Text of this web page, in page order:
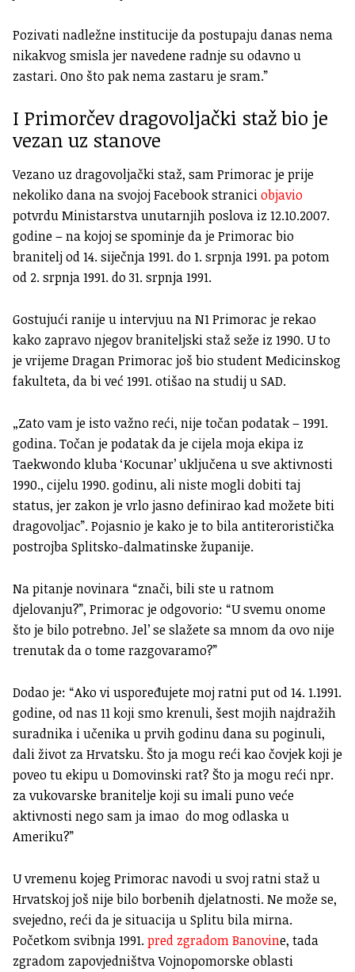
Pozivati nadležne institucije da postupaju danas nema
nikakvog smisla jer navedene radnje su odavno u
zastari. Ono što pak nema zastaru je sram.”
I Primorčev dragovoljački staž bio je
vezan uz stanove
Vezano uz dragovoljački staž, sam Primorac je prije
nekoliko dana na svojoj Facebook straniciobjavio
potvrdu Ministarstva unutarnjih poslova iz 12.10.2007.
godine – na kojoj se spominje da je Primorac bio
branitelj od 14. siječnja 1991. do 1. srpnja 1991. pa potom
od 2. srpnja 1991. do 31. srpnja 1991.
Gostujući ranije u intervjuu na N1 Primorac je rekao
kako zapravo njegov braniteljski staž seže iz 1990. U to
je vrijeme Dragan Primorac još bio student Medicinskog
fakulteta, da bi već 1991. otišao na studij u SAD.
„Zato vam je isto važno reći, nije točan podatak – 1991.
godina. Točan je podatak da je cijela moja ekipa iz
Taekwondo kluba ‘Kocunar’ uključena u sve aktivnosti
1990., cijelu 1990. godinu, ali niste mogli dobiti taj
status, jer zakon je vrlo jasno definirao kad možete biti
dragovoljac”. Pojasnio je kako je to bila antiteroristička
postrojba Splitsko-dalmatinske županije.
Na pitanje novinara “znači, bili ste u ratnom
djelovanju?”, Primorac je odgovorio: “U svemu onome
što je bilo potrebno. Jel’ se slažete sa mnom da ovo nije
trenutak da o tome razgovaramo?”
Dodao je: “Ako vi uspoređujete moj ratni put od 14. 1.1991.
godine, od nas 11 koji smo krenuli, šest mojih najdražih
suradnika i učenika u prvih godinu dana su poginuli,
dali život za Hrvatsku. Što ja mogu reći kao čovjek koji je
poveo tu ekipu u Domovinski rat? Što ja mogu reći npr.
za vukovarske branitelje koji su imali puno veće
aktivnosti nego sam ja imao do mog odlaska u
Ameriku?”
U vremenu kojeg Primorac navodi u svoj ratni staž u
Hrvatskoj još nije bilo borbenih djelatnosti. Ne može se,
svejedno, reći da je situacija u Splitu bila mirna.
Početkom svibnja 1991.pred zgradom Banovine, tada
zgradom zapovjedništva Vojnopomorske oblasti